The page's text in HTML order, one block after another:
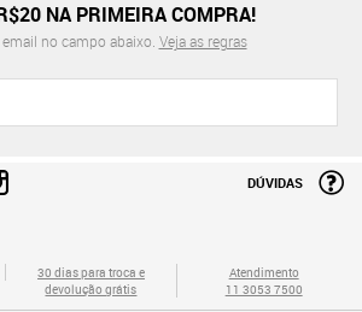
NA PRIMEIRA COMPRA!
no campo abaixo. Veja as regras
DÚVIDAS
30 dias para troca e
devolução grátis
Atendimento
11 3053 7500